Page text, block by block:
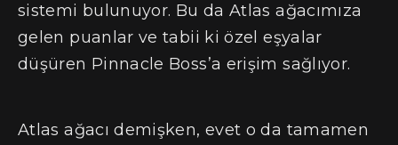
sistemi bulunuyor. Bu da Atlas ağacımıza
gelen puanlar ve tabii ki özel eşyalar
düşüren Pinnacle Boss’a erişim sağlıyor.
Atlas ağacı demişken, evet o da tamamen